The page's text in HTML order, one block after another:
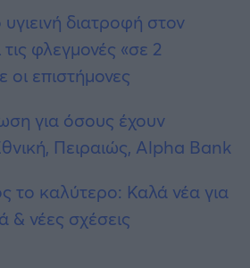
υγιεινή διατροφή στον
φλεγμονές «σε 2
οι επιστήμονες
για όσους έχουν
Πειραιώς, Alpha Bank
το καλύτερο: Καλά νέα για
& νέες σχέσεις